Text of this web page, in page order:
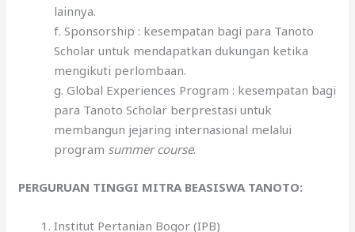
lainnya.
f. Sponsorship : kesempatan bagi para Tanoto
Scholar untuk mendapatkan dukungan ketika
mengikuti perlombaan.
g. Global Experiences Program : kesempatan bagi
para Tanoto Scholar berprestasi untuk
membangun jejaring internasional melalui
program summer course.
PERGURUAN TINGGI MITRA BEASISWA TANOTO:
Institut Pertanian Bogor (IPB)